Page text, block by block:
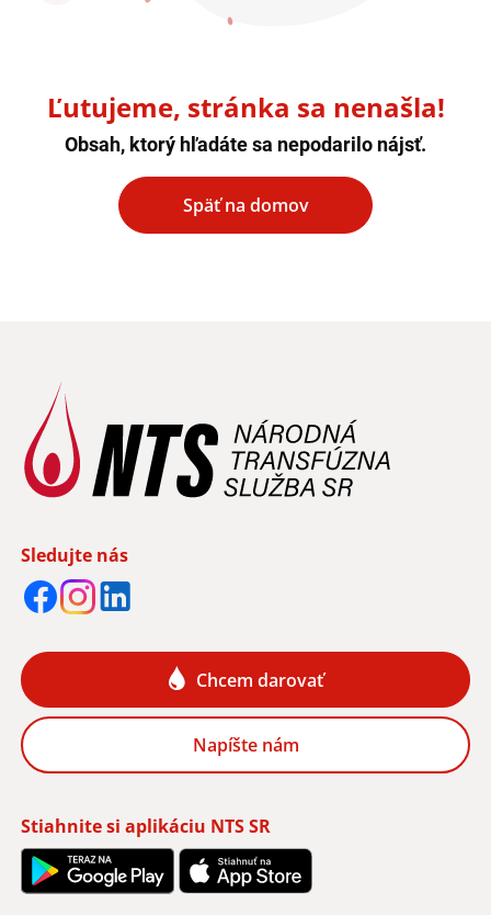
Ľutujeme, stránka sa nenašla!
Obsah, ktorý hľadáte sa nepodarilo nájsť.
Späť na domov
Stiahnite si aplikáciu NTS SR
Sledujte nás
Chcem darovať
Napíšte nám